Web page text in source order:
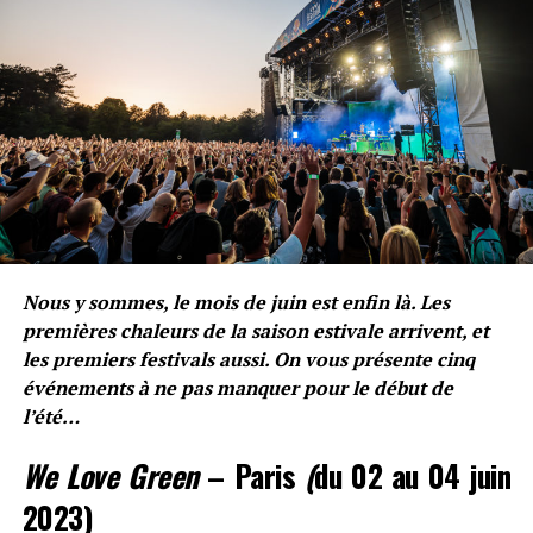
Baptiste Bolgari
Voir toutes les publications
MOTS CLÉS CONVENTION FÉSTIVAL MAMA MUSIQUE
SUIVANT
RADAR, le premier concert « Drive-In » a eu lieu à Paris
!
NE RATEZ PAS
Nous y sommes, le mois de juin est enfin là. Les
premières chaleurs de la saison estivale arrivent, et
les premiers festivals aussi. On vous présente cinq
événements à ne pas manquer pour le début de
l’été…
We Love Green– Paris (du 02 au 04 juin
2023)